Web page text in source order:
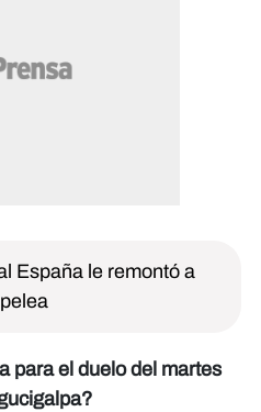
España le remontó a
para el duelo del martes